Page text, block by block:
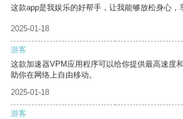
这款app是我娱乐的好帮手，让我能够放松身心，
2025-01-18
游客
这款加速器VPM应用程序可以给你提供最高速度
助你在网络上自由移动。
2025-01-18
游客